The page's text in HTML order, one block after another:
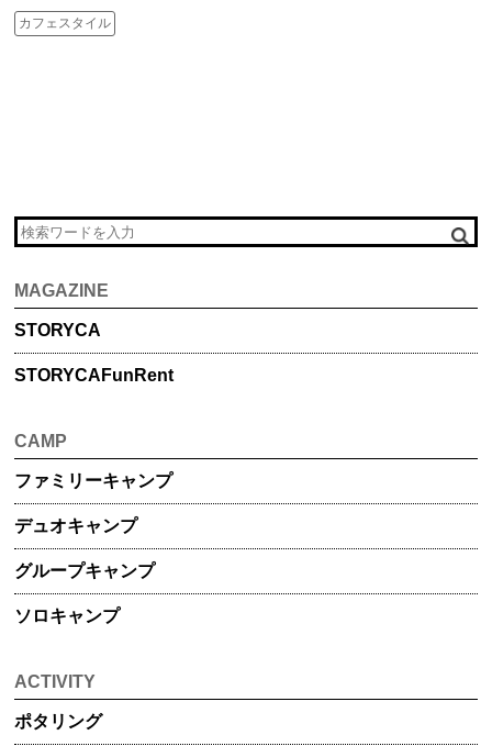
MAGAZINE
STORYCA
STORYCA FunRent
CAMP
ファミリーキャンプ
デュオキャンプ
グループキャンプ
ソロキャンプ
ACTIVITY
ポタリング
カフェスタイル